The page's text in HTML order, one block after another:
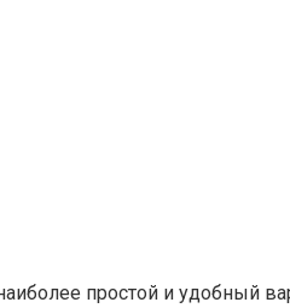
простой и удобный